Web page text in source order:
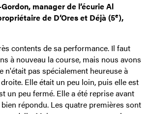
manager de l’écurie Al
de D’Ores et Déjà (5e),
contents de sa performance. Il faut
à nouveau la course, mais nous avons
n'était pas spécialement heureuse à
Elle était un peu loin, puis elle est
un peu fermé. Elle a été reprise avant
répondu. Les quatre premières sont